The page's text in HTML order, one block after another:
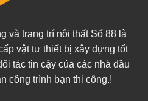
và trang trí nội thất Số 88 là
vật tư thiết bị xây dựng tốt
tác tin cậy của các nhà đầu
công trình bạn thi công.!